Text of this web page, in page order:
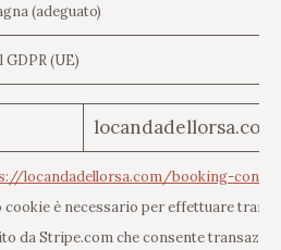
(adeguato)
(UE)
locandadellorsa.com
locandadellorsa.com/booking-
cookie è necessario per effettuare
da Stripe.com che consente